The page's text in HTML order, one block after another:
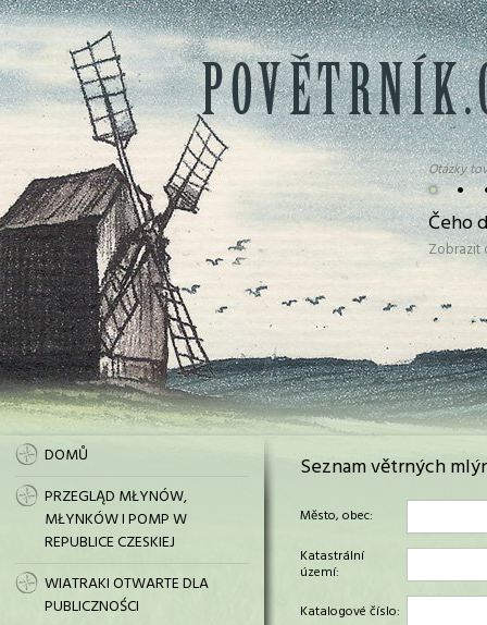
• •
Otázky
Čeho
DOMŮ
PRZEGLĄD MŁYNÓW,
MŁYNKÓW I POMP W
REPUBLICE CZESKIEJ
WIATRAKI OTWARTE DLA
PUBLICZNOŚCI
Seznam větrných
Město, obec:
Katastrální
území:
Katalogové číslo: